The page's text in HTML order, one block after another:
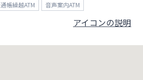
ログオン
通帳繰越ATM 音声案内ATM
アイコンの説明